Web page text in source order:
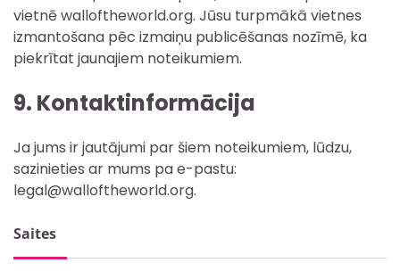
vietnē walloftheworld.org. Jūsu turpmākā vietnes
izmantošana pēc izmaiņu publicēšanas nozīmē, ka
piekrītat jaunajiem noteikumiem.
9. Kontaktinformācija
Ja jums ir jautājumi par šiem noteikumiem, lūdzu,
sazinieties ar mums pa e-pastu:
legal@walloftheworld.org.
Saites